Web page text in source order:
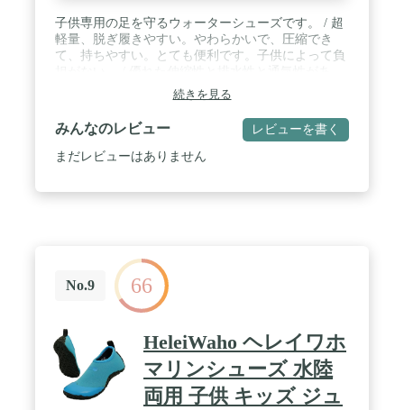
子供専用の足を守るウォーターシューズです。 / 超
軽量、脱ぎ履きやすい。やわらかいで、圧縮でき
て、持ちやすい。とても便利です。子供によって負
り、柔軟性抜群。ゴム底で滑らず、水辺のケガから
守る。 / 靴底はゴムで滑りにくく、柔らかなはき心
地。また、ソックスのような柔軟性で、履いても素
足みたいな履き心地。 / 川遊びやマリンレジャーで
も大活躍。砂や小石が入り込んだりもしないので、
続きを見る
みんなのレビュー レビューを書く
まだレビューはありません
No.9 66
HeleiWaho ヘレイワホ
マリンシューズ 水陸
両用 子供 キッズ ジュ